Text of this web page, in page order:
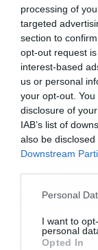
processing of
targeted
section to
opt-out request
interest-based
us or personal
your opt-out.
disclosure of
IAB’s list of
also be
Downstream
Personal
I want to
personal
Opted In
γρήγορη
αξιόπιστη
Realme
ΤοRealme
χρήστες
επεξεργαστή
6.500 mAh
μοντέλο
και την